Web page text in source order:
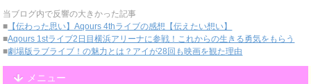
当ブログ内で反響の大きかった記事
■ 【伝わった思い】Aqours 4thライブの感想【伝えたい想い】
■Aqours 1stライブ2日目横浜アリーナに参戦！これからの生きる勇気をもらう
■劇場版ラブライブ！の魅力とは？アイが28回も映画を観た理由
メニュー